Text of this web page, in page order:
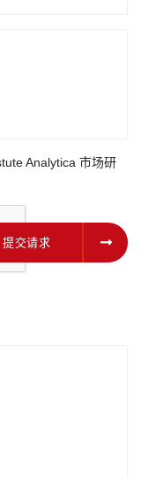
Analytica 市场研
提交请求